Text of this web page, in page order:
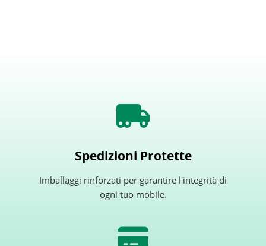
Spedizioni Protette
Imballaggi rinforzati per garantire l'integrità di
ogni tuo mobile.